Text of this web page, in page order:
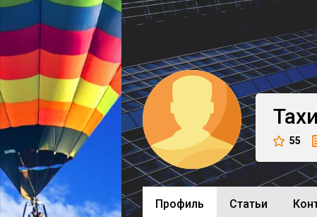
55
Профиль Cтатьи